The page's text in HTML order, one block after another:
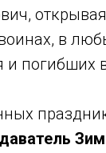
в
погибших